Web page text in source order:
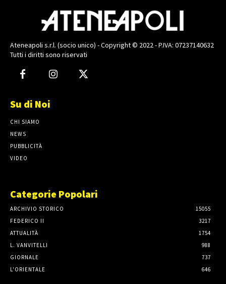
Ateneapoli s.r.l. (socio unico) - Copyright © 2022 - P.IVA: 07237140632
Tutti i diritti sono riservati
Su di Noi
CHI SIAMO
NEWS
PUBBLICITÀ
VIDEO
Categorie Popolari
ARCHIVIO STORICO
15055
FEDERICO II
3217
ATTUALITÀ
1754
L. VANVITELLI
988
GIORNALE
737
L'ORIENTALE
646